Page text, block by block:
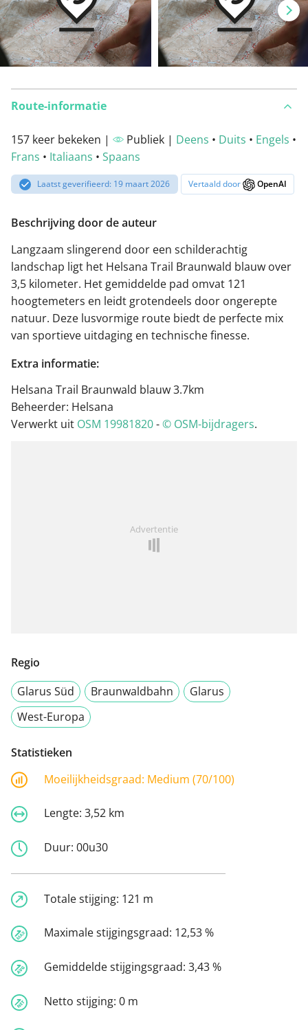
Route-informatie
157 keer bekeken | Publiek | Deens • Duits • Engels •
Frans • Italiaans • Spaans
Laatst geverifieerd: 19 maart 2026 Vertaald door OpenAI
Beschrijving door de auteur
Langzaam slingerend door een schilderachtig
landschap ligt het Helsana Trail Braunwald blauw over
3,5 kilometer. Het gemiddelde pad omvat 121
hoogtemeters en leidt grotendeels door ongerepte
natuur. Deze lusvormige route biedt de perfecte mix
van sportieve uitdaging en technische finesse.
Extra informatie:
Helsana Trail Braunwald blauw 3.7km
Beheerder: Helsana
Verwerkt uit OSM 19981820-© OSM-bijdragers.
Advertentie
Regio
Glarus Süd
Braunwaldbahn
Glarus
West-Europa
Statistieken
Moeilijkheidsgraad: Medium (70/100)
Lengte: 3,52 km
Duur: 00u30
Totale stijging: 121 m
Maximale stijgingsgraad: 12,53 %
Gemiddelde stijgingsgraad: 3,43 %
Netto stijging: 0 m